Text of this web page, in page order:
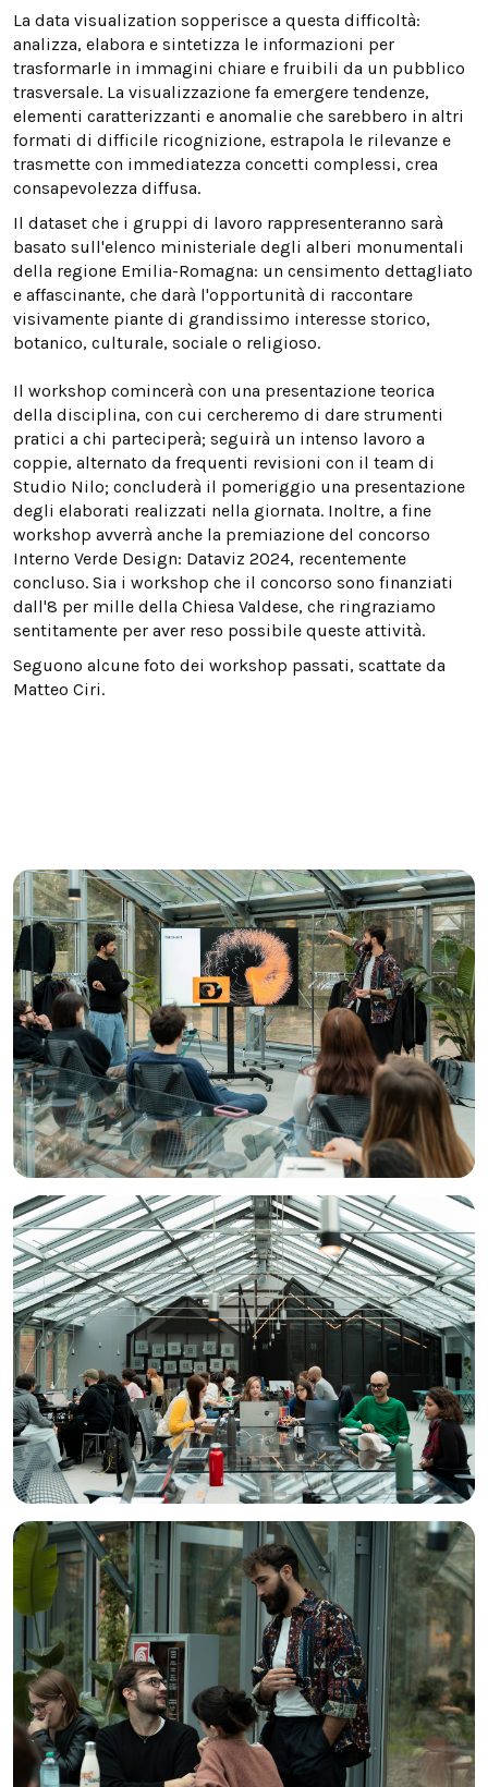
La data visualization sopperisce a questa difficoltà:
analizza, elabora e sintetizza le informazioni per
trasformarle in immagini chiare e fruibili da un pubblico
trasversale. La visualizzazione fa emergere tendenze,
elementi caratterizzanti e anomalie che sarebbero in altri
formati di difficile ricognizione, estrapola le rilevanze e
trasmette con immediatezza concetti complessi, crea
consapevolezza diffusa.
Il dataset che i gruppi di lavoro rappresenteranno sarà
basato sull'elenco ministeriale degli alberi monumentali
della regione Emilia-Romagna: un censimento dettagliato
e affascinante, che darà l'opportunità di raccontare
visivamente piante di grandissimo interesse storico,
botanico, culturale, sociale o religioso.
Il workshop comincerà con una presentazione teorica
della disciplina, con cui cercheremo di dare strumenti
pratici a chi parteciperà; seguirà un intenso lavoro a
coppie, alternato da frequenti revisioni con il team di
Studio Nilo; concluderà il pomeriggio una presentazione
degli elaborati realizzati nella giornata. Inoltre, a fine
workshop avverrà anche la premiazione del concorso
Interno Verde Design: Dataviz 2024, recentemente
concluso. Sia i workshop che il concorso sono finanziati
dall'8 per mille della Chiesa Valdese, che ringraziamo
sentitamente per aver reso possibile queste attività.
Seguono alcune foto dei workshop passati, scattate da
Matteo Ciri.